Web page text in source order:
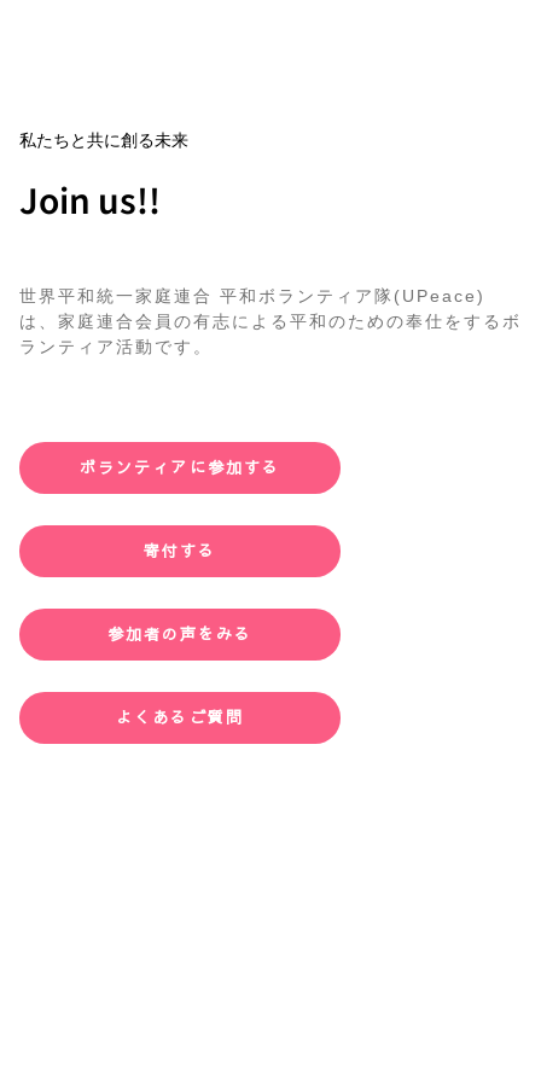
私たちと共に創る未来
Join us!!
世界平和統一家庭連合 平和ボランティア隊(UPeace)
は、家庭連合会員の有志による平和のための奉仕をするボ
ランティア活動です。
ボランティアに参加する
寄付する
参加者の声をみる
よくあるご質問